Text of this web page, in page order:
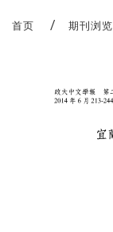
首页 期刊浏览